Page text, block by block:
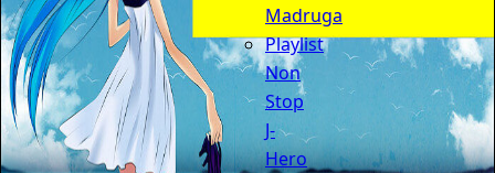
Madruga
Playlist
Non
Stop
J-
Hero